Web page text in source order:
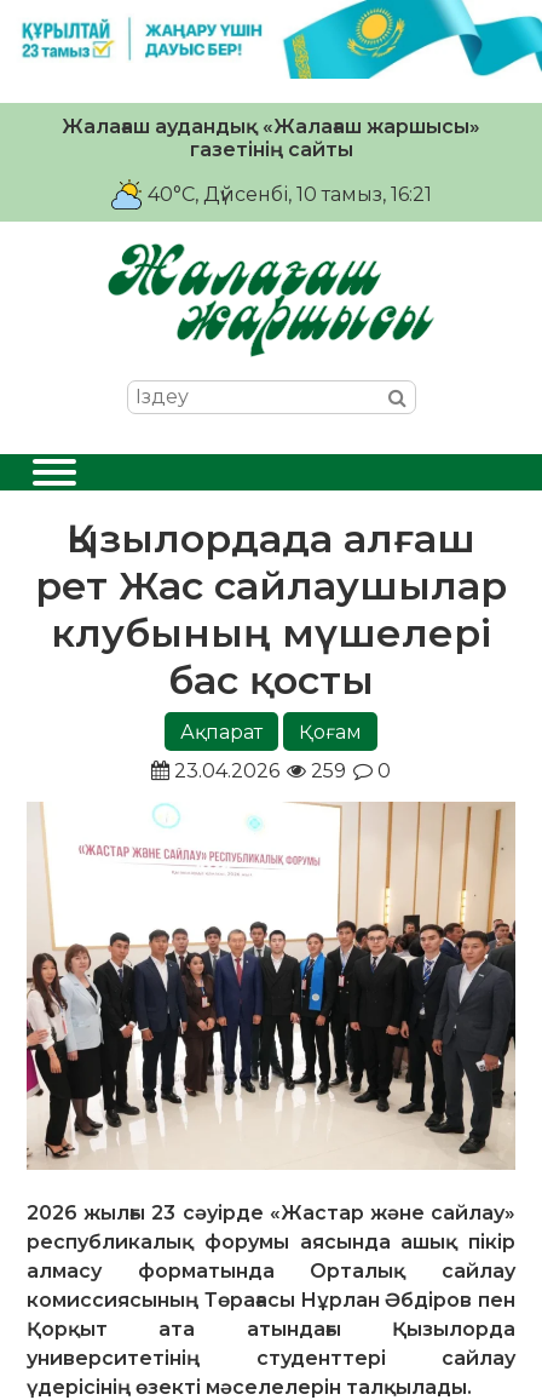
Жалағаш аудандық «Жалағаш жаршысы»
газетінің сайты
40°C, Дүйсенбі, 10 тамыз, 16:21
Қызылордада алғаш
рет Жас сайлаушылар
клубының мүшелері
бас қосты
Ақпарат
Қоғам
23.04.2026
259 0
2026 жылғы 23 сәуірде «Жастар және сайлау»
республикалық форумы аясында ашық пікір
алмасу форматында Орталық сайлау
комиссиясының Төрағасы Нұрлан Әбдіров пен
Қорқыт ата атындағы Қызылорда
университетінің студенттері сайлау
үдерісінің өзекті мәселелерін талқылады.